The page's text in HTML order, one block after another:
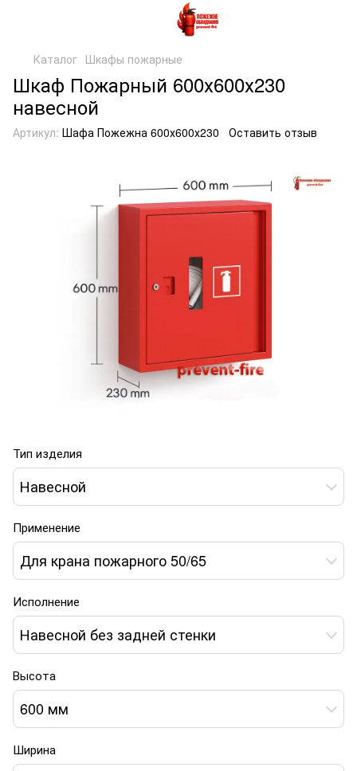
Каталог Шкафы пожарные
Шкаф Пожарный 600х600х230
навесной
Артикул: Шафа Пожежна 600х600х230 Оставить отзыв
Тип изделия
Навесной
Применение
Для крана пожарного 50/65
Исполнение
Навесной без задней стенки
Высота
600 мм
Ширина